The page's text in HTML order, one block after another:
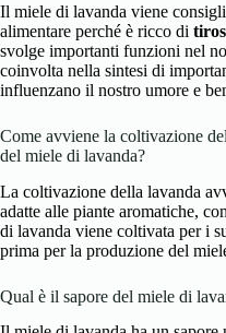
Il miele di lavanda viene
alimentare perché è ricco di
svolge importanti funzioni nel
coinvolta nella sintesi di
influenzano il nostro umore e
Come avviene la coltivazione
del miele di lavanda?
La coltivazione della lavanda
adatte alle piante aromatiche,
di lavanda viene coltivata per i
prima per la produzione del
Qual è il sapore del miele di